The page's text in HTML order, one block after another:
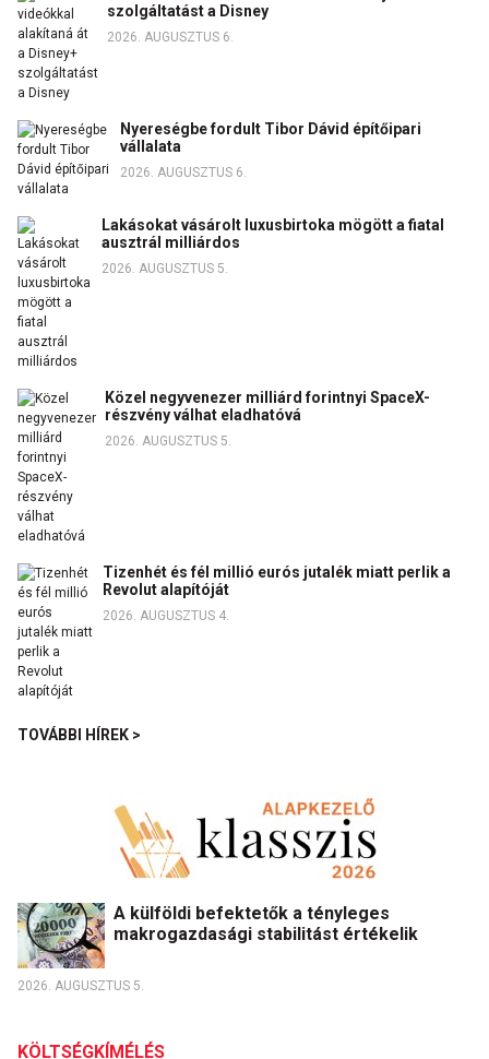
szolgáltatást a Disney
2026. AUGUSZTUS 6.
Nyereségbe fordult Tibor Dávid építőipari
vállalata
2026. AUGUSZTUS 6.
Lakásokat vásárolt luxusbirtoka mögött a fiatal
ausztrál milliárdos
2026. AUGUSZTUS 5.
Közel negyvenezer milliárd forintnyi SpaceX-
részvény válhat eladhatóvá
2026. AUGUSZTUS 5.
Tizenhét és fél millió eurós jutalék miatt perlik a
Revolut alapítóját
2026. AUGUSZTUS 4.
TOVÁBBI HÍREK >
A külföldi befektetők a tényleges
makrogazdasági stabilitást értékelik
2026. AUGUSZTUS 5.
KÖLTSÉGKÍMÉLÉS